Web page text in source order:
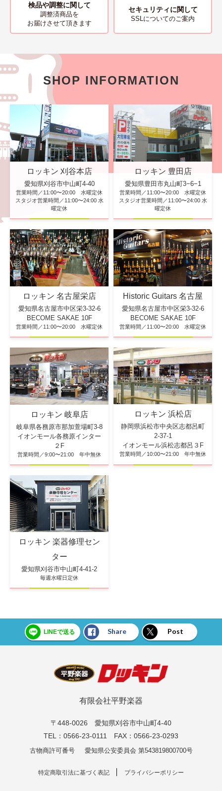
検品や調整に関して
調整済商品を
お届けさせて頂きます
セキュリティに関して
SSLについてのご案内
SHOP INFORMATION
ロッキン 刈谷本店
愛知県刈谷市中山町4-40
営業時間／11:00〜20:00 水曜定休
スタジオ営業時間／11:00〜24:00 水
曜定休
ロッキン 豊田店
愛知県豊田市丸山町3−6−1
営業時間／11:00〜20:00 水曜定休
スタジオ営業時間／11:00〜24:00 水
曜定休
ロッキン 名古屋栄店
愛知県名古屋市中区栄3-32-6
BECOME SAKAE 10F
営業時間／11:00〜20:00 水曜定休
Historic Guitars 名古屋
愛知県名古屋市中区栄3-32-6
BECOME SAKAE 10F
営業時間／11:00〜20:00 水曜定休
ロッキン 岐阜店
岐阜県各務原市那加萱場町3-8
イオンモール各務原インター
２F
営業時間／9:00〜21:00 年中無休
ロッキン 浜松店
静岡県浜松市中央区志都呂町
2-37-1
イオンモール浜松志都呂３F
営業時間／10:00〜21:00 年中無休
ロッキン 楽器修理セン
ター
愛知県刈谷市中山町4-41-2
毎週水曜日定休
LINEで送る Share Post
有限会社平野楽器
〒448-0026 愛知県刈谷市中山町4-40
TEL：0566-23-0111 FAX：0566-23-0293
古物商許可番号 愛知県公安委員会 第543819800700号
特定商取引法に基づく表記 プライバシーポリシー